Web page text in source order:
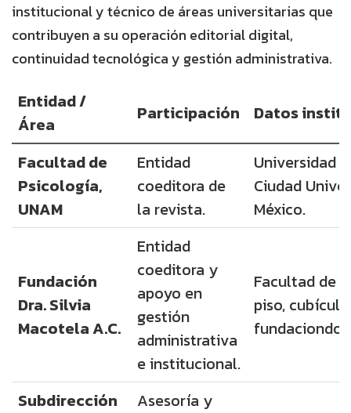
institucional y técnico de áreas universitarias que
contribuyen a su operación editorial digital,
continuidad tecnológica y gestión administrativa.
Entidad /
Área
Participación Datos
Facultad de
Psicología,
UNAM
Entidad
coeditora de
la revista.
Universidad
Ciudad
México.
Fundación
Dra. Silvia
Macotela A.C.
Entidad
coeditora y
apoyo en
gestión
administrativa
e institucional.
Facultad de
piso,
Subdirección
Asesoría y